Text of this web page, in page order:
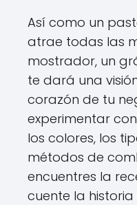
Así como un
atrae todas las
mostrador, un
te dará una
corazón de tu
experimentar
los colores, los
métodos de
encuentres la
cuente la